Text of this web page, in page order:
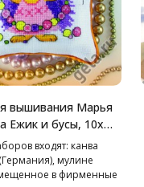
вышивания Марья
Ежик и бусы, 10х10
входят: канва
мулине
в фирменные